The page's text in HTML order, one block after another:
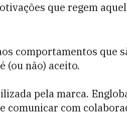
que regem
comportamentos que
(ou não) aceito.
pela marca.
comunicar com